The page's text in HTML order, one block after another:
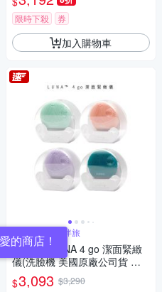
的商店！
限時下殺 券
加入購物車
輕便小巧自由伴旅
FOREO LUNA 4 go 潔面緊緻
儀(洗臉機 美國原廠公司貨 兩
年保固)
$3,093 $3,290